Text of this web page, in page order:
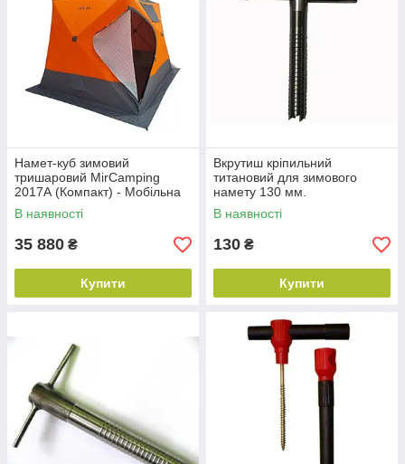
Намет-куб зимовий
тришаровий MirCamping
2017А (Компакт) - Мобільна
лазня з підлогою -
240х240х220см
В наявності
35 880 ₴
Купити
Вкрутиш кріпильний
титановий для зимового
намету 130 мм.
В наявності
130 ₴
Купити